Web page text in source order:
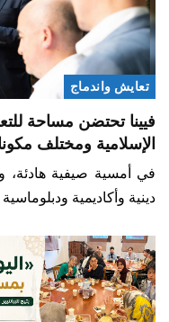
تعايش واندماج
فيينا تحتضن مساحة
الإسلامية ومختلف
في أمسية صيفية
دينية وأكاديمية